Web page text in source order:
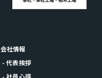
会社情報
- 代表挨拶
- 社員心得